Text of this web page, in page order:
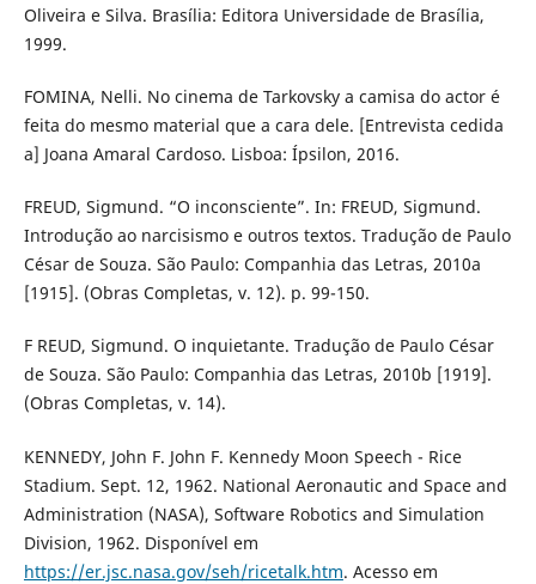
Oliveira e Silva. Brasília: Editora Universidade de Brasília,
1999.
FOMINA, Nelli. No cinema de Tarkovsky a camisa do actor é
feita do mesmo material que a cara dele. [Entrevista cedida
a] Joana Amaral Cardoso. Lisboa: Ípsilon, 2016.
FREUD, Sigmund. “O inconsciente”. In: FREUD, Sigmund.
Introdução ao narcisismo e outros textos. Tradução de Paulo
César de Souza. São Paulo: Companhia das Letras, 2010a
[1915]. (Obras Completas, v. 12). p. 99-150.
F REUD, Sigmund. O inquietante. Tradução de Paulo César
de Souza. São Paulo: Companhia das Letras, 2010b [1919].
(Obras Completas, v. 14).
KENNEDY, John F. John F. Kennedy Moon Speech - Rice
Stadium. Sept. 12, 1962. National Aeronautic and Space and
Administration (NASA), Software Robotics and Simulation
Division, 1962. Disponível em
https://er.jsc.nasa.gov/seh/ricetalk.htm. Acesso em